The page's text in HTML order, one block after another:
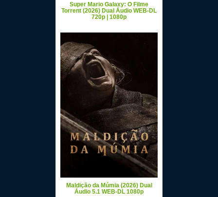
Super Mario Galaxy: O Filme
Torrent (2026) Dual Áudio WEB-DL
720p | 1080p
Maldição da Múmia (2026) Dual
Áudio 5.1 WEB-DL 1080p